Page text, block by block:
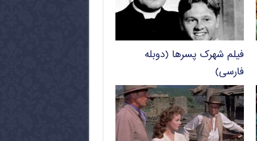
فیلم شهرک پسرها (دوبله
فارسی)